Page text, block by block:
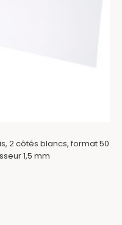
2 côtés blancs, format 50
1,5 mm